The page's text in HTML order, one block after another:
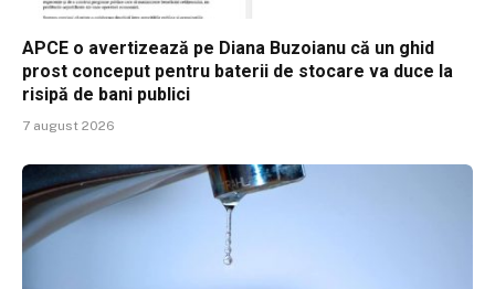
APCE o avertizează pe Diana Buzoianu că un ghid
prost conceput pentru baterii de stocare va duce la
risipă de bani publici
7 august 2026